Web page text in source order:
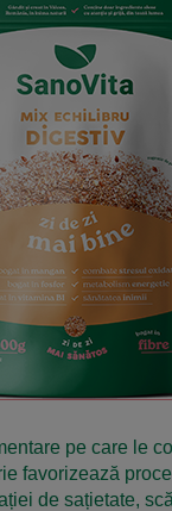
pe care le
favorizează
de sațietate,